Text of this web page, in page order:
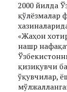
2000 йилда
қўлёзмалар
«Жаҳон
нашр
қизиқувчи
ўқувчилар,